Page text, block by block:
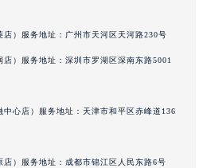
店）服务地址：广州市天河区天河路230号
店）服务地址：深圳市罗湖区深南东路5001
中心店）服务地址：天津市和平区赤峰道136
店）服务地址：成都市锦江区人民东路6号